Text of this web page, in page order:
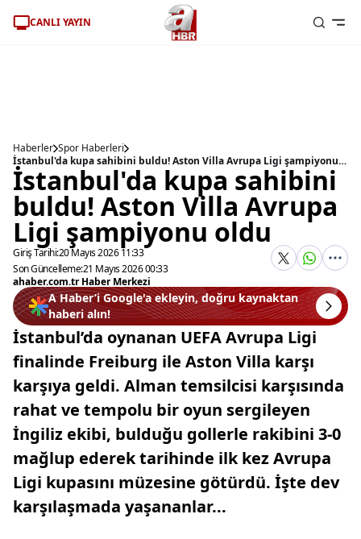
CANLI YAYIN
Haberler Spor Haberleri
İstanbul'da kupa sahibini buldu! Aston Villa Avrupa Ligi şampiyonu oldu
İstanbul'da kupa sahibini
buldu! Aston Villa Avrupa
Ligi şampiyonu oldu
Giriş Tarihi:20 Mayıs 2026 11:33
Son Güncelleme:21 Mayıs 2026 00:33
ahaber.com.tr Haber Merkezi
A Haber’i Google'a ekleyin, doğru kaynaktan
haberi alın!
İstanbul’da oynanan UEFA Avrupa Ligi
finalinde Freiburg ile Aston Villa karşı
karşıya geldi. Alman temsilcisi karşısında
rahat ve tempolu bir oyun sergileyen
İngiliz ekibi, bulduğu gollerle rakibini 3-0
mağlup ederek tarihinde ilk kez Avrupa
Ligi kupasını müzesine götürdü. İşte dev
karşılaşmada yaşananlar...